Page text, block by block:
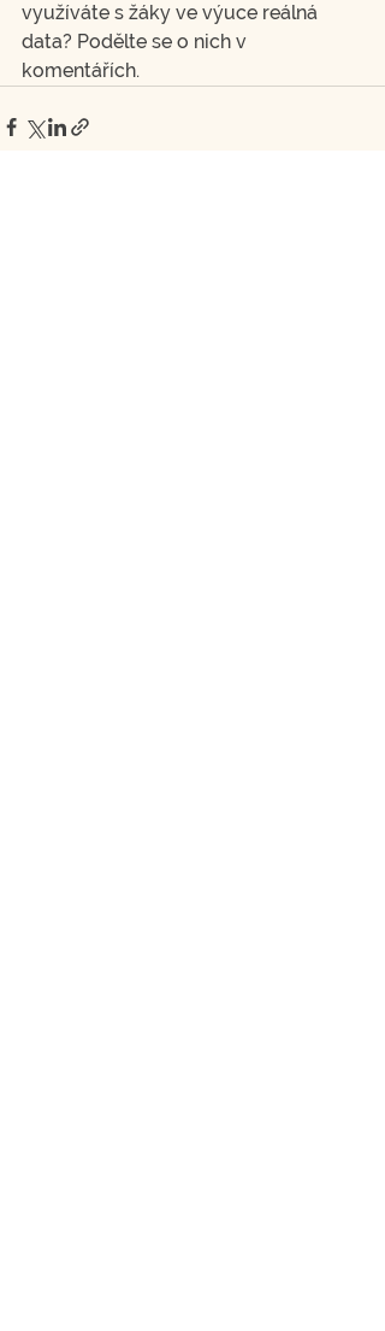
využíváte s žáky ve výuce reálná
data? Podělte se o nich v
komentářích.